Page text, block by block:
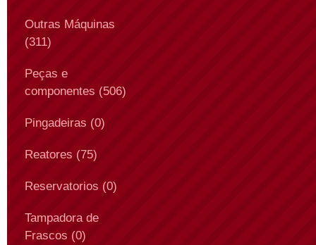
Outras Máquinas
(311)
Peças e
componentes (506)
Pingadeiras (0)
Reatores (75)
Reservatorios (0)
Tampadora de
Frascos (0)